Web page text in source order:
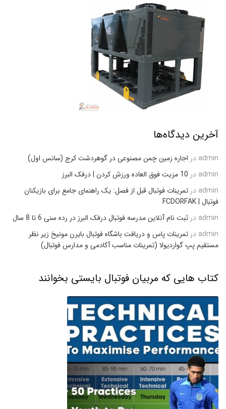
آخرین دیدگاه‌ها
admin در اجاره زمین چمن مصنوعی در گوهردشت کرج (سانس اول)
admin در 10 مزیت فوق العاده ورزش کردن | درفک البرز
admin در تمرینات فوتبال قبل از فصل: یک راهنمای جامع برای بازیکنان
فوتبال | FCDORFAK
admin در ثبت نام آنلاین مدرسه فوتبال درفک البرز در رده سنی 6 تا 8 سال
admin در تمرینات پاس و دریافت باشگاه فوتبال بایرن مونیخ زیر نظر
مستقیم پپ گواردیولا (تمرینات مناسب آکادمی و مدارس فوتبال)
کتاب هایی که مربیان فوتبال بایستی بخوانند